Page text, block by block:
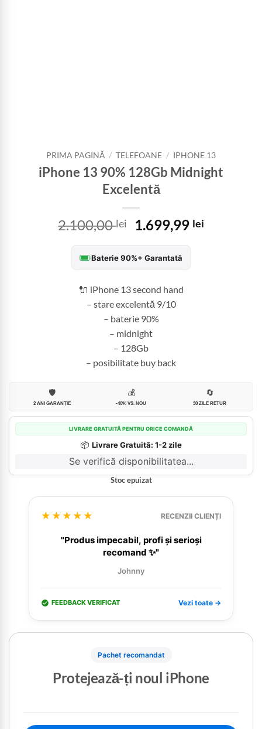
PRIMA PAGINĂ / TELEFOANE / IPHONE 13
iPhone 13 90% 128Gb Midnight
Excelentă
2.100,00lei
Prețul
a
fost:
1.699,99 leiPrețul
Baterie 90%+ Garantată
🔌 iPhone 13 second hand
– stare excelentă 9/10
– baterie 90%
– midnight
– 128Gb
– posibilitate buy back
🛡️
2 ANI GARANȚIE
💰
-40% VS. NOU
🔄
30 ZILE RETUR
LIVRARE GRATUITĂ PENTRU ORICE COMANDĂ
📦 Livrare Gratuită: 1-2 zile
Se verifică disponibilitatea...
Stoc epuizat
★★★★★ RECENZII CLIENȚI
"Produs impecabil, profi și serioși
recomand ✨"
Johnny
FEEDBACK VERIFICAT Vezi toate →
Pachet recomandat
Protejează-ți noul iPhone